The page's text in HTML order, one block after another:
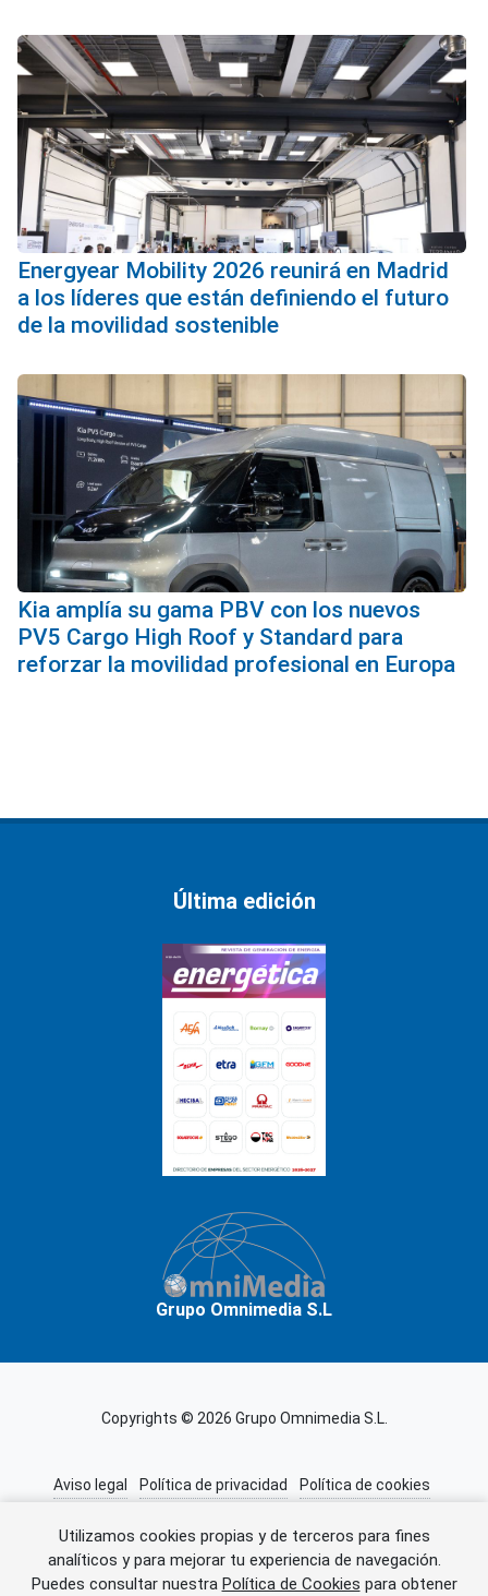
Utilizamos cookies propias y de terceros para fines
analíticos y para mejorar tu experiencia de navegación.
Puedes consultar nuestra Política de Cookies para obtener
Energyear Mobility 2026 reunirá en Madrid
a los líderes que están definiendo el futuro
de la movilidad sostenible
Kia amplía su gama PBV con los nuevos
PV5 Cargo High Roof y Standard para
reforzar la movilidad profesional en Europa
Error al cargar el anuncio.
Última edición
Grupo Omnimedia S.L
Copyrights © 2026 Grupo Omnimedia S.L.
Aviso legal Política de privacidad
Política de cookies